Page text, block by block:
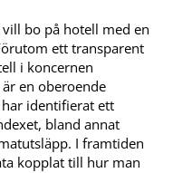
bo på hotell med en
ett transparent
i koncernen
en oberoende
identifierat ett
bland annat
I framtiden
kopplat till hur man